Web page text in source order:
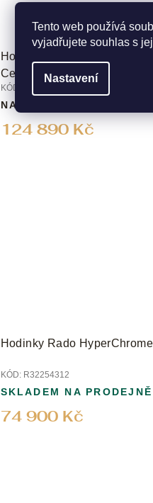
Tento web používá
vyjadřujete souhlas s
Nastavení
Hodinky Rado Captain Cook
Ceramic Skeleton
KÓD:
124 890 Kč
NA DOTAZ
Hodinky Rado
KÓD: R32254312
74 900 Kč
SKLADEM NA PRODEJNĚ